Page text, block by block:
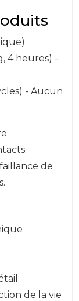
4 heures) -
- Aucun
de
de la vie